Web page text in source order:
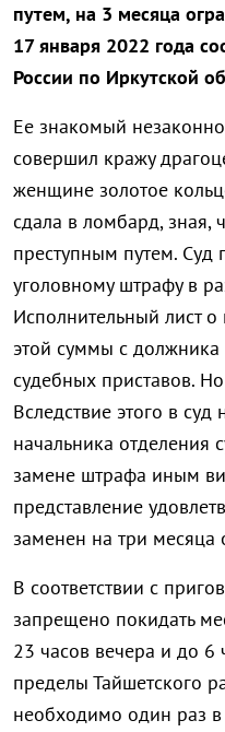
путем, на 3 месяца
17 января 2022 года
России по Иркутской
Ее знакомый
совершил кражу
женщине золотое
сдала в ломбард, зная,
преступным путем.
уголовному штрафу в
Исполнительный лист
этой суммы с должника
судебных приставов.
Вследствие этого в
начальника отделения
замене штрафа иным
представление
заменен на три месяца
В соответствии с
запрещено покидать
23 часов вечера и до 6
пределы Тайшетского
необходимо один раз в